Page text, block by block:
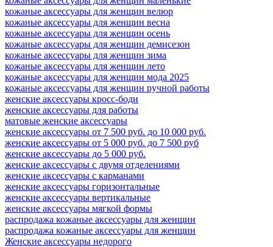
кожаные аксессуары для женщин велюр
кожаные аксессуары для женщин весна
кожаные аксессуары для женщин осень
кожаные аксессуары для женщин демисезон
кожаные аксессуары для женщин зима
кожаные аксессуары для женщин лето
кожаные аксессуары для женщин мода 2025
кожаные аксессуары для женщин ручной работы
женские аксессуары кросс-боди
женские аксессуары для работы
матовые женские аксессуары
женские аксессуары от 7 500 руб. до 10 000 руб.
женские аксессуары от 5 000 руб. до 7 500 руб
женские аксессуары до 5 000 руб.
женские аксессуары с двумя отделениями
женские аксессуары с карманами
женские аксессуары горизонтальные
женские аксессуары вертикальные
женские аксессуары мягкой формы
распродажа кожаные аксессуары для женщин
распродажа кожаные аксессуары для женщин
Женские аксессуары недорого